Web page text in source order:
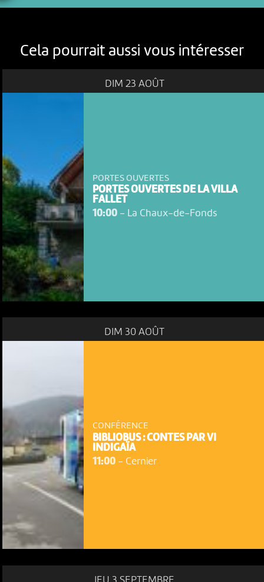
Cela pourrait aussi vous intéresser
DIM 23 AOÛT
PORTES OUVERTES
PORTES OUVERTES DE LA VILLA
FALLET
10:00- La Chaux-de-Fonds
DIM 30 AOÛT
CONFÉRENCE
BIBLIOBUS : CONTES PAR VI
INDIGAÏA
11:00- Cernier